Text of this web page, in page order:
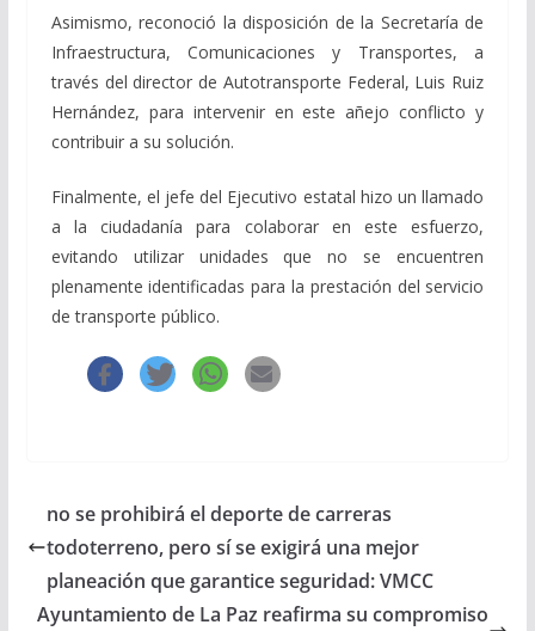
Asimismo, reconoció la disposición de la Secretaría de
Infraestructura, Comunicaciones y Transportes, a
través del director de Autotransporte Federal, Luis Ruiz
Hernández, para intervenir en este añejo conflicto y
contribuir a su solución.
Finalmente, el jefe del Ejecutivo estatal hizo un llamado
a la ciudadanía para colaborar en este esfuerzo,
evitando utilizar unidades que no se encuentren
plenamente identificadas para la prestación del servicio
de transporte público.
no se prohibirá el deporte de carreras
todoterreno, pero sí se exigirá una mejor
planeación que garantice seguridad: VMCC
Ayuntamiento de La Paz reafirma su compromiso